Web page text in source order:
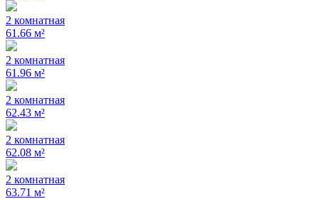
2 комнатная
61.66 м²
2 комнатная
61.96 м²
2 комнатная
62.43 м²
2 комнатная
62.08 м²
2 комнатная
63.71 м²